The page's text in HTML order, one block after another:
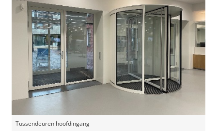
Tussendeuren hoofdingang